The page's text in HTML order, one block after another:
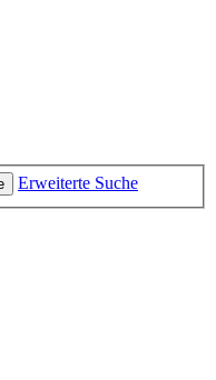
Erweiterte Suche